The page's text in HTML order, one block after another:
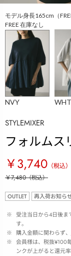
モデル身長165cm（
FREE 在庫なし
NVY WHT
STYLEMIXER
フォルムス
￥3,740 （税込）
￥7,480（税込）
OUTLET 再入荷お知ら
※ 受注当日から4日後ま
す。
※
購入金額に関わらず、
※ 会員様は、税抜¥100
ンクが上がると還元